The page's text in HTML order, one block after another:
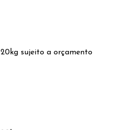
sujeito a orçamento